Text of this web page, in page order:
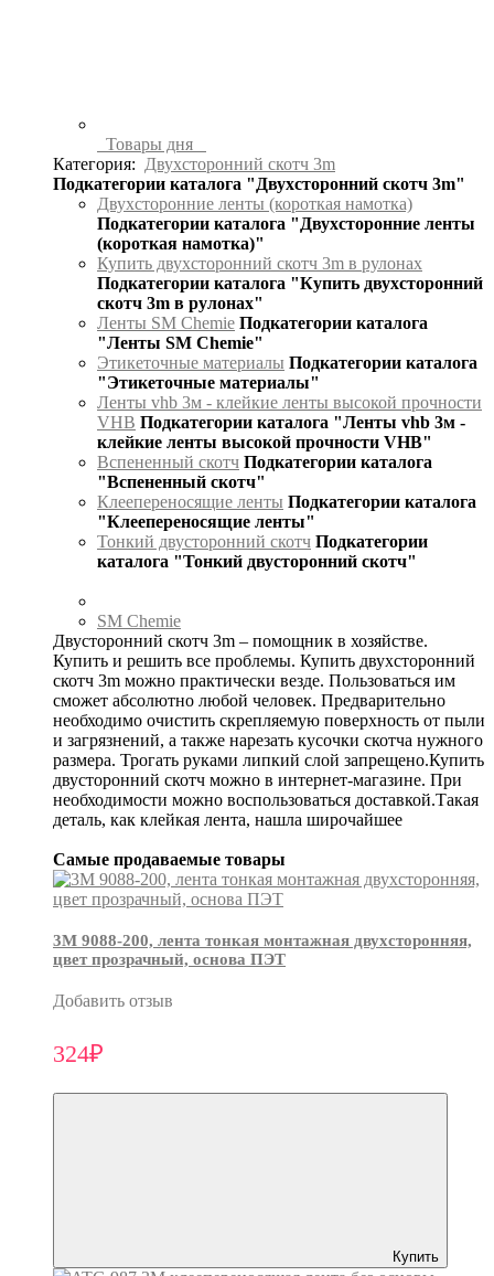
Товары дня
Категория:
Двухсторонний скотч 3m
Подкатегории каталога "Двухсторонний скотч 3m"
Двухсторонние ленты (короткая намотка)
Подкатегории каталога "Двухсторонние ленты
(короткая намотка)"
Купить двухсторонний скотч 3m в рулонах
Подкатегории каталога "Купить двухсторонний
скотч 3m в рулонах"
Ленты SM Chemie Подкатегории каталога
"Ленты SM Chemie"
Этикеточные материалы Подкатегории каталога
"Этикеточные материалы"
Ленты vhb 3м - клейкие ленты высокой прочности
VHB Подкатегории каталога "Ленты vhb 3м -
клейкие ленты высокой прочности VHB"
Вспененный скотч Подкатегории каталога
"Вспененный скотч"
Клеепереносящие ленты Подкатегории каталога
"Клеепереносящие ленты"
Тонкий двусторонний скотч Подкатегории
каталога "Тонкий двусторонний скотч"
SM Chemie
Двусторонний скотч 3m – помощник в хозяйстве.
Купить и решить все проблемы. Купить двухсторонний
скотч 3m можно практически везде. Пользоваться им
сможет абсолютно любой человек. Предварительно
необходимо очистить скрепляемую поверхность от пыли
и загрязнений, а также нарезать кусочки скотча нужного
размера. Трогать руками липкий слой запрещено.Купить
двусторонний скотч можно в интернет-магазине. При
необходимости можно воспользоваться доставкой.Такая
деталь, как клейкая лента, нашла широчайшее
Самые продаваемые товары
3М 9088-200, лента тонкая монтажная двухсторонняя,
цвет прозрачный, основа ПЭТ
Добавить отзыв
324₽
Купить